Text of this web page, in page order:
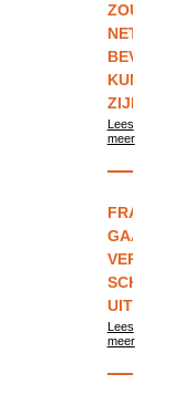
ZOUDEN
NET
KUNNEN
ZIJN
Lees
meer
GAAT
Lees
meer